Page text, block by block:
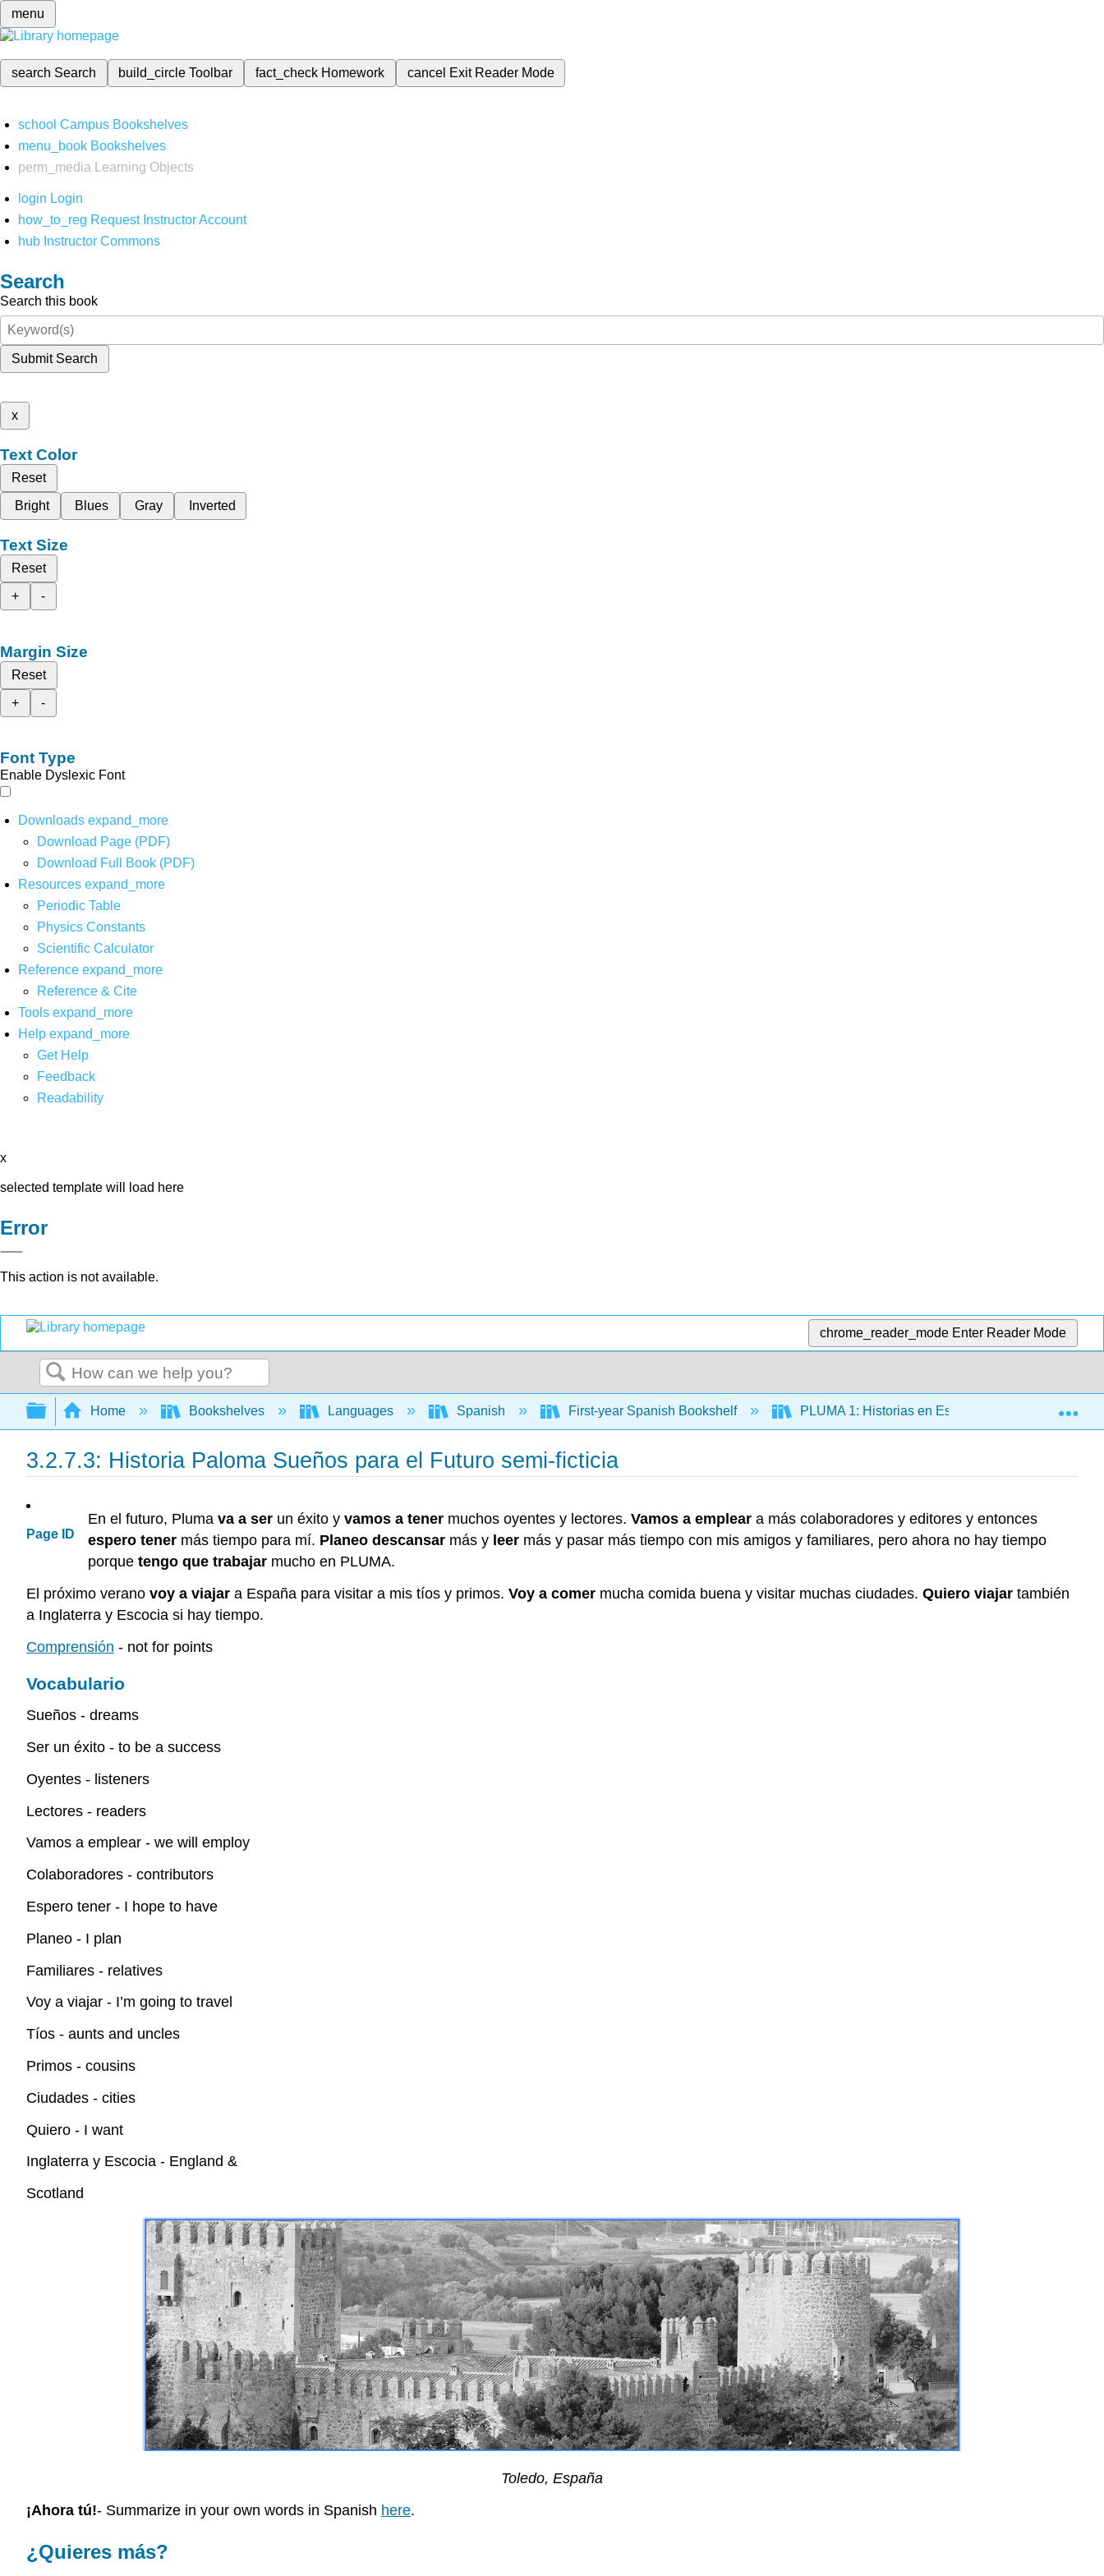
menu
search Search build_circleToolbar fact_check Homework cancel Exit Reader Mode
school Campus Bookshelves
menu_book Bookshelves
perm_media
Learning Objects
login Login
how_to_reg Request Instructor Account
hub Instructor Commons
Search
Search this book
Submit Search
x
Text Color
Reset
Bright
Blues Gray Inverted
Text Size
Reset
+
-
Margin Size
Reset
+
-
Font Type
Enable Dyslexic Font
Downloads expand_more
Download Page (PDF)
Download Full Book (PDF)
Resources expand_more
Periodic Table
Physics Constants
Scientific Calculator
Reference expand_more
Reference & Cite
Tools expand_more
Help expand_more
Get Help
Feedback
Readability
x
selected template will load here
Error
This action is not available.
chrome_reader_mode Enter Reader Mode
Search
Expand/collapse global hierarchy
Home Bookshelves Languages Spanish First-year Spanish Bookshelf PLUMA 1: Historias en Español (Hernández)
3.2.7.3: Historia Paloma Sueños para el Futuro semi-ficticia
Page ID
En el futuro, Pluma va a ser un éxito y vamos a tener muchos oyentes y lectores. Vamos a emplear a más colaboradores y editores y entonces
espero tener más tiempo para mí. Planeo descansar más y leer más y pasar más tiempo con mis amigos y familiares, pero ahora no hay tiempo
porque tengo que trabajar mucho en PLUMA.
El próximo verano voy a viajar a España para visitar a mis tíos y primos. Voy a comer mucha comida buena y visitar muchas ciudades. Quiero viajar también
a Inglaterra y Escocia si hay tiempo.
Comprensión - not for points
Vocabulario
Sueños - dreams
Ser un éxito - to be a success
Oyentes - listeners
Lectores - readers
Vamos a emplear - we will employ
Colaboradores - contributors
Espero tener - I hope to have
Planeo - I plan
Familiares - relatives
Voy a viajar - I’m going to travel
Tíos - aunts and uncles
Primos - cousins
Ciudades - cities
Quiero - I want
Inglaterra y Escocia - England &
Scotland
Toledo, España
¡Ahora tú!- Summarize in your own words in Spanish here.
¿Quieres más?